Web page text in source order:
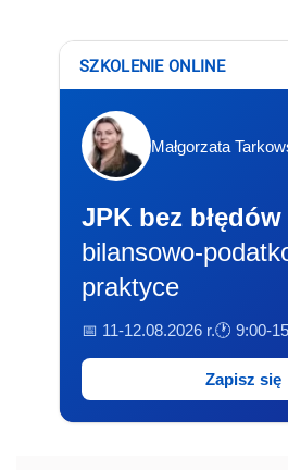
SZKOLENIE ONLINE
Małgorzata
JPK bez błędów
bilansowo-
praktyce
📅 11-12.08.2026 r.🕐 9:00-
Zapisz się